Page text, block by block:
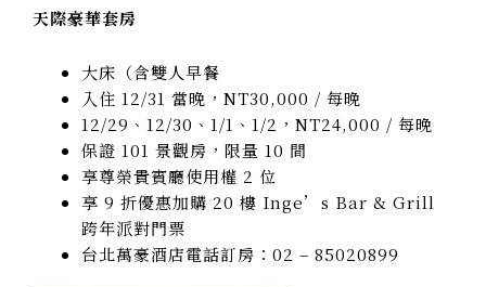
天際豪華套房
大床（含雙人早餐
入住 12/31 當晚，NT30,000 / 每晚
12/29、12/30、1/1、1/2，NT24,000 / 每晚
保證 101 景觀房，限量 10 間
享尊榮貴賓廳使用權 2 位
享 9 折優惠加購 20 樓 Inge’s Bar & Grill
跨年派對門票
台北萬豪酒店電話訂房：02 – 85020899